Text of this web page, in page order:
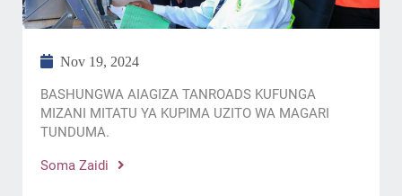
Nov 19, 2024
BASHUNGWA AIAGIZA TANROADS KUFUNGA
MIZANI MITATU YA KUPIMA UZITO WA MAGARI
TUNDUMA.
Soma Zaidi